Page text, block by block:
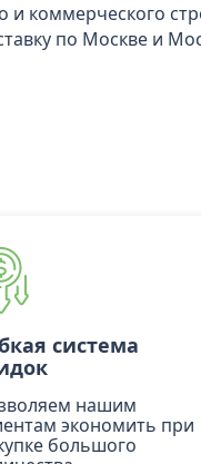
и коммерческого
по Москве и
система
нашим
экономить при
большого